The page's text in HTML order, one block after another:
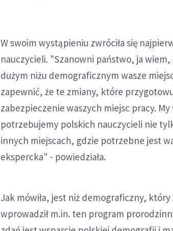
W swoim wystąpieniu zwróciła się
nauczycieli. "Szanowni państwo, ja
dużym niżu demograficznym wasze
zapewnić, że te zmiany, które
zabezpieczenie waszych miejsc pracy.
potrzebujemy polskich nauczycieli nie
innych miejscach, gdzie potrzebne jest
ekspercka" - powiedziała.
Jak mówiła, jest niż demograficzny,
wprowadził m.in. ten program